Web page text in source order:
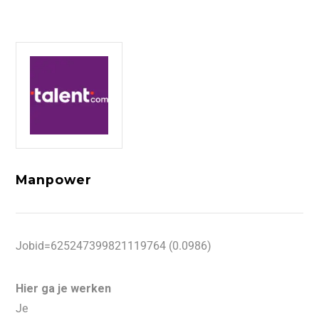
Manpower
Jobid=625247399821119764 (0.0986)
Hier ga je werken
Je